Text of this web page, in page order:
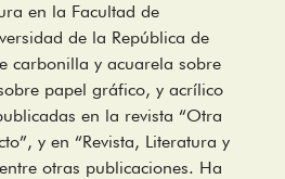
en la Facultad de
de la República de
carbonilla y acuarela sobre
papel gráfico, y acrílico
en la revista “Otra
y en “Revista, Literatura y
otras publicaciones. Ha